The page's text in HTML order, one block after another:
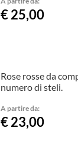
€ 25,00
Rose rosse da
numero di steli.
A partire da:
€ 23,00